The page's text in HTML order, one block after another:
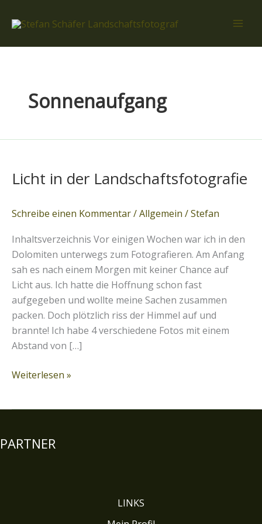
Inhalt
Sonnenaufgang
Licht in der Landschaftsfotografie
Schreibe einen Kommentar/Allgemein /Stefan
Inhaltsverzeichnis Vor einigen Wochen war ich in den
Dolomiten unterwegs zum Fotografieren. Am Anfang
sah es nach einem Morgen mit keiner Chance auf
Licht aus. Ich hatte die Hoffnung schon fast
aufgegeben und wollte meine Sachen zusammen
packen. Doch plötzlich riss der Himmel auf und
brannte! Ich habe 4 verschiedene Fotos mit einem
Abstand von […]
der
Weiterlesen »
PARTNER
LINKS